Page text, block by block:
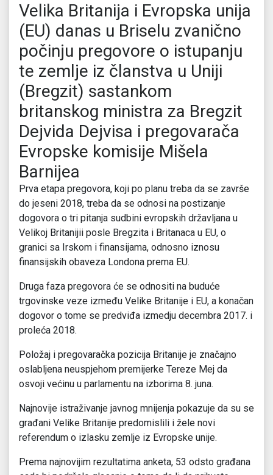
Velika Britanija i Evropska unija
(EU) danas u Briselu zvanično
počinju pregovore o istupanju
te zemlje iz članstva u Uniji
(Bregzit) sastankom
britanskog ministra za Bregzit
Dejvida Dejvisa i pregovarača
Evropske komisije Mišela
Barnijea
Prva etapa pregovora, koji po planu treba da se završe
do jeseni 2018, treba da se odnosi na postizanje
dogovora o tri pitanja sudbini evropskih državljana u
Velikoj Britanijii posle Bregzita i Britanaca u EU, o
granici sa Irskom i finansijama, odnosno iznosu
finansijskih obaveza Londona prema EU.
Druga faza pregovora će se odnositi na buduće
trgovinske veze između Velike Britanije i EU, a konačan
dogovor o tome se predviđa izmedju decembra 2017. i
proleća 2018.
Položaj i pregovaračka pozicija Britanije je značajno
oslabljena neuspjehom premijerke Tereze Mej da
osvoji većinu u parlamentu na izborima 8. juna.
Najnovije istraživanje javnog mnijenja pokazuje da su se
građani Velike Britanije predomislili i žele novi
referendum o izlasku zemlje iz Evropske unije.
Prema najnovijim rezultatima anketa, 53 odsto građana